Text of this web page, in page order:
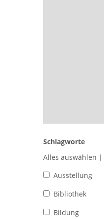
Schlagworte
Alles auswählen |
Ausstellung
Bibliothek
Bildung